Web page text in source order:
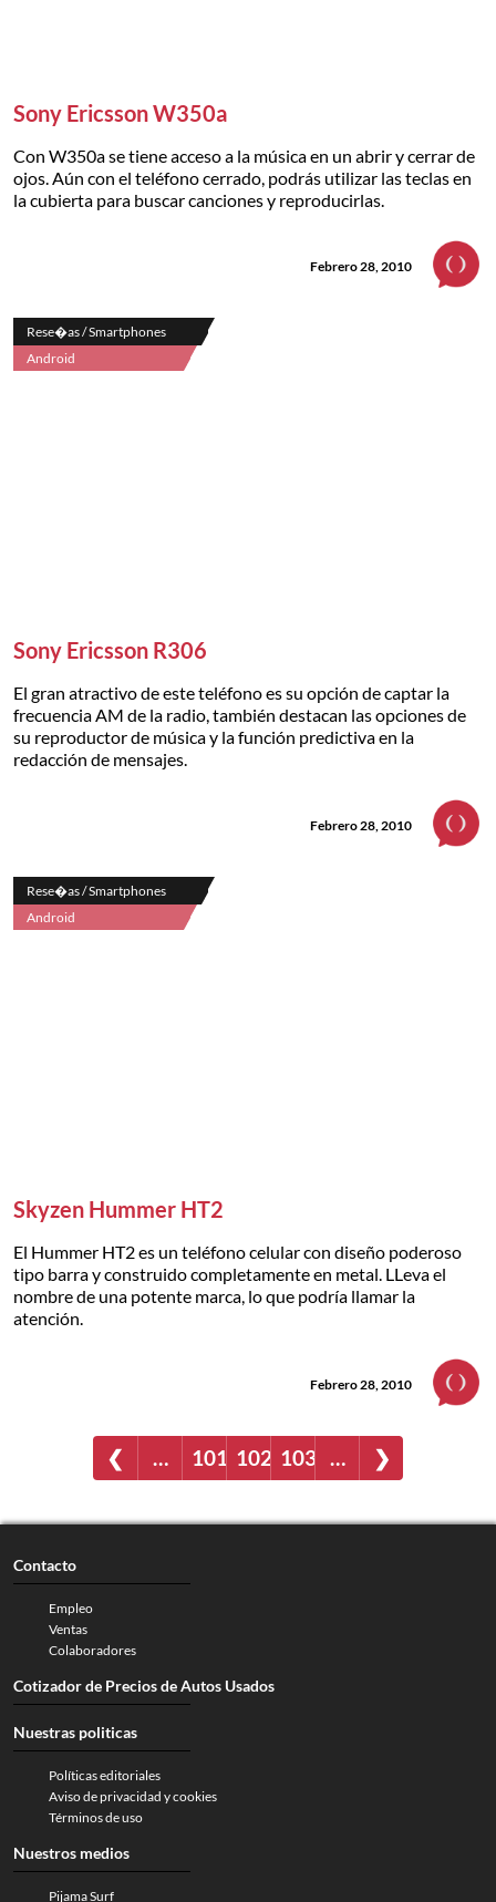
Sony Ericsson W350a
Con W350a se tiene acceso a la música en un abrir y cerrar de
ojos. Aún con el teléfono cerrado, podrás utilizar las teclas en
la cubierta para buscar canciones y reproducirlas.
Febrero 28, 2010
Rese�as / Smartphones
Android
Sony Ericsson R306
El gran atractivo de este teléfono es su opción de captar la
frecuencia AM de la radio, también destacan las opciones de
su reproductor de música y la función predictiva en la
redacción de mensajes.
Febrero 28, 2010
Rese�as / Smartphones
Android
Skyzen Hummer HT2
El Hummer HT2 es un teléfono celular con diseño poderoso
tipo barra y construido completamente en metal. LLeva el
nombre de una potente marca, lo que podría llamar la
atención.
Febrero 28, 2010
❮ … 101 102 103 … ❯
Contacto
Empleo
Ventas
Colaboradores
Cotizador de Precios de Autos Usados
Nuestras politicas
Políticas editoriales
Aviso de privacidad y cookies
Términos de uso
Nuestros medios
Pijama Surf